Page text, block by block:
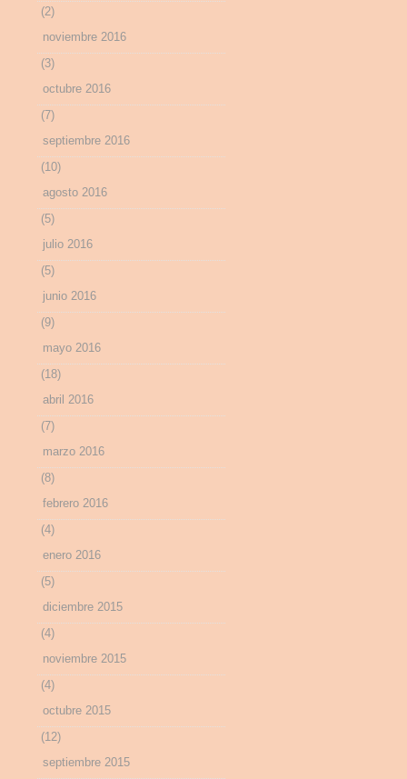
(2)
noviembre 2016
(3)
octubre 2016
(7)
septiembre 2016
(10)
agosto 2016
(5)
julio 2016
(5)
junio 2016
(9)
mayo 2016
(18)
abril 2016
(7)
marzo 2016
(8)
febrero 2016
(4)
enero 2016
(5)
diciembre 2015
(4)
noviembre 2015
(4)
octubre 2015
(12)
septiembre 2015